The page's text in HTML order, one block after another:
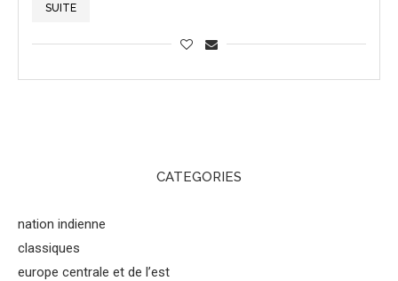
SUITE
CATEGORIES
nation indienne
classiques
europe centrale et de l’est